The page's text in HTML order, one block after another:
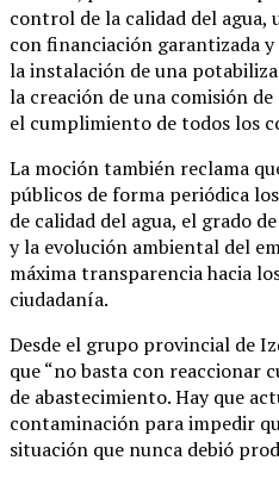
control de la calidad del agua,
con financiación garantizada
la instalación de una
la creación de una comisión
el cumplimiento de todos los
La moción también reclama
públicos de forma periódica
de calidad del agua, el grado
y la evolución ambiental del
máxima transparencia hacia
ciudadanía.
Desde el grupo provincial de
que “no basta con reaccionar
de abastecimiento. Hay que
contaminación para impedir
situación que nunca debió